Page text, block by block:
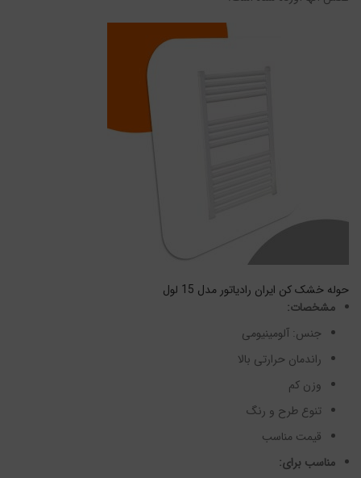
حوله خشک کن ایران رادیاتور مدل 15 لول
مشخصات:
جنس: آلومینیومی
راندمان حرارتی بالا
وزن کم
تنوع طرح و رنگ
قیمت مناسب
مناسب برای: